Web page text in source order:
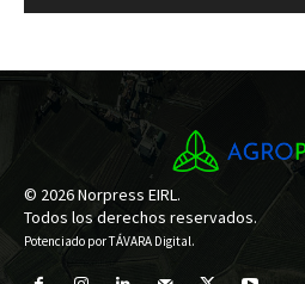
© 2026 Norpress EIRL.
Todos los derechos reservados.
Potenciado porTÁVARA Digital.